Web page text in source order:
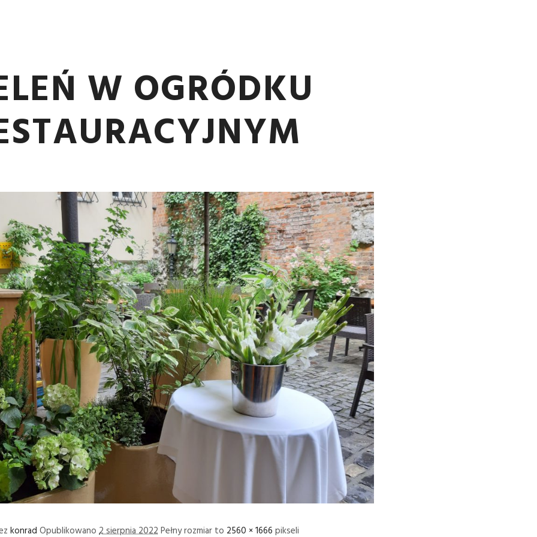
W OGRÓDKU
konrad Opublikowano 2 sierpnia 2022 Pełny rozmiar to 2560 × 1666 pikseli